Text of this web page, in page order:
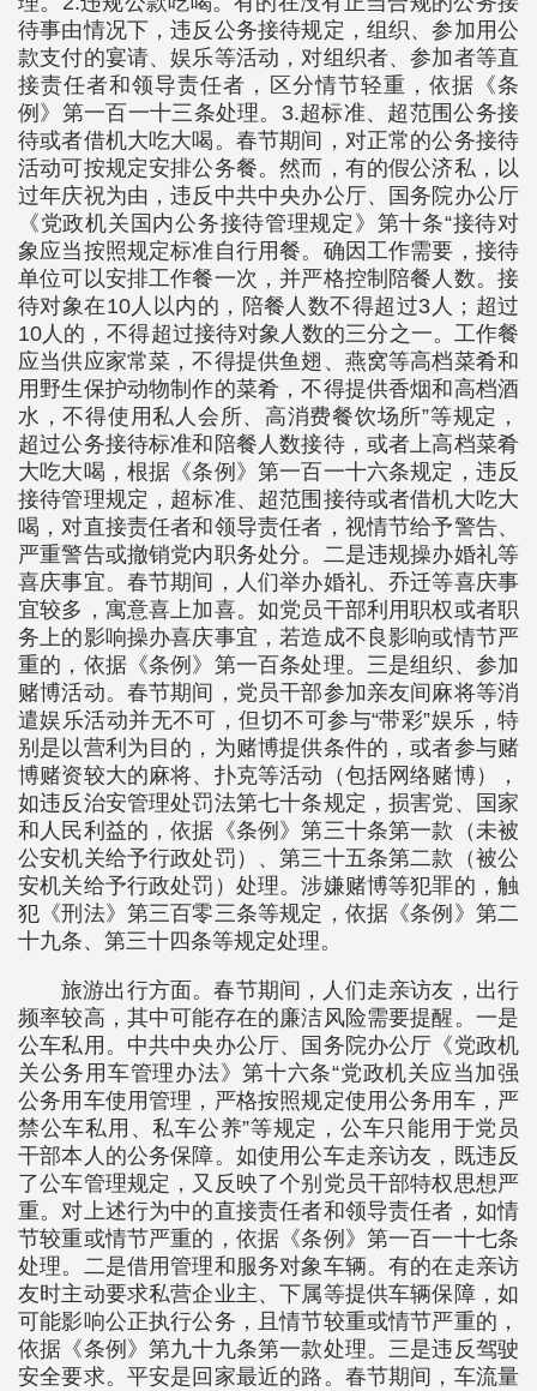
待事由情况下，违反公务接待规定，组织、参加用公
款支付的宴请、娱乐等活动，对组织者、参加者等直
接责任者和领导责任者，区分情节轻重，依据《条
例》第一百一十三条处理。3.超标准、超范围公务接
待或者借机大吃大喝。春节期间，对正常的公务接待
活动可按规定安排公务餐。然而，有的假公济私，以
过年庆祝为由，违反中共中央办公厅、国务院办公厅
《党政机关国内公务接待管理规定》第十条“接待对
象应当按照规定标准自行用餐。确因工作需要，接待
单位可以安排工作餐一次，并严格控制陪餐人数。接
待对象在10人以内的，陪餐人数不得超过3人；超过
10人的，不得超过接待对象人数的三分之一。工作餐
应当供应家常菜，不得提供鱼翅、燕窝等高档菜肴和
用野生保护动物制作的菜肴，不得提供香烟和高档酒
水，不得使用私人会所、高消费餐饮场所”等规定，
超过公务接待标准和陪餐人数接待，或者上高档菜肴
大吃大喝，根据《条例》第一百一十六条规定，违反
接待管理规定，超标准、超范围接待或者借机大吃大
喝，对直接责任者和领导责任者，视情节给予警告、
严重警告或撤销党内职务处分。二是违规操办婚礼等
喜庆事宜。春节期间，人们举办婚礼、乔迁等喜庆事
宜较多，寓意喜上加喜。如党员干部利用职权或者职
务上的影响操办喜庆事宜，若造成不良影响或情节严
重的，依据《条例》第一百条处理。三是组织、参加
赌博活动。春节期间，党员干部参加亲友间麻将等消
遣娱乐活动并无不可，但切不可参与“带彩”娱乐，特
别是以营利为目的，为赌博提供条件的，或者参与赌
博赌资较大的麻将、扑克等活动（包括网络赌博），
如违反治安管理处罚法第七十条规定，损害党、国家
和人民利益的，依据《条例》第三十条第一款（未被
公安机关给予行政处罚）、第三十五条第二款（被公
安机关给予行政处罚）处理。涉嫌赌博等犯罪的，触
犯《刑法》第三百零三条等规定，依据《条例》第二
十九条、第三十四条等规定处理。
旅游出行方面。春节期间，人们走亲访友，出行
频率较高，其中可能存在的廉洁风险需要提醒。一是
公车私用。中共中央办公厅、国务院办公厅《党政机
关公务用车管理办法》第十六条“党政机关应当加强
公务用车使用管理，严格按照规定使用公务用车，严
禁公车私用、私车公养”等规定，公车只能用于党员
干部本人的公务保障。如使用公车走亲访友，既违反
了公车管理规定，又反映了个别党员干部特权思想严
重。对上述行为中的直接责任者和领导责任者，如情
节较重或情节严重的，依据《条例》第一百一十七条
处理。二是借用管理和服务对象车辆。有的在走亲访
友时主动要求私营企业主、下属等提供车辆保障，如
可能影响公正执行公务，且情节较重或情节严重的，
依据《条例》第九十九条第一款处理。三是违反驾驶
安全要求。平安是回家最近的路。春节期间，车流量